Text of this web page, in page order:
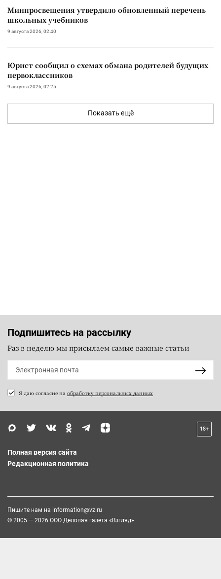
Минпросвещения утвердило обновленный перечень
школьных учебников
9 августа 2026, 02:40
Юрист сообщил о схемах обмана родителей будущих
первоклассников
9 августа 2026, 02:25
Показать ещё
Подпишитесь на рассылку
Раз в неделю мы присылаем самые важные статьи
Я даю согласие на обработку персональных данных
18+
Полная версия сайта
Редакционная политика
Пишите нам на information@vz.ru
© 2005 — 2026 ООО Деловая газета «Взгляд»